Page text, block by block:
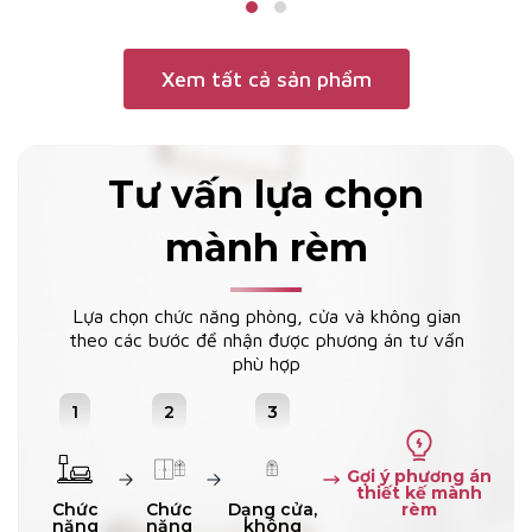
vẻ cổ điển của mành roman.
đáo.
Xem tất cả sản phẩm
Tư vấn lựa chọn
mành rèm
Lựa chọn chức năng phòng, cửa và không gian
theo các bước để nhận được phương án tư vấn
phù hợp
1
Chức
năng
2
Chức
năng
3
Dạng cửa,
không
Gợi ý phương án
thiết kế mành
rèm